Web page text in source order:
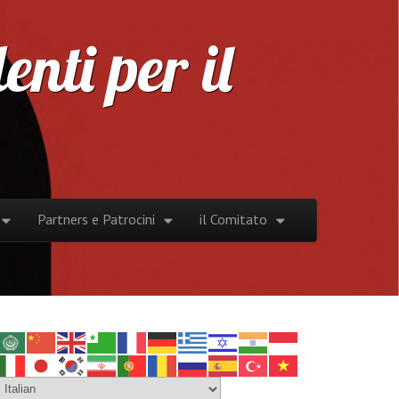
per il
Partners e Patrocini il Comitato